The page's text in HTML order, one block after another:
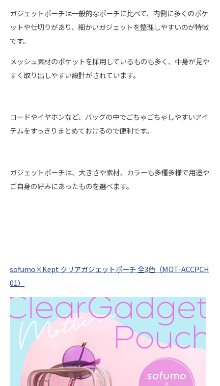
ガジェットポーチは一般的なポーチに比べて、内側に多くのポケ
ットや仕切りがあり、細かいガジェットを整理しやすいのが特徴
です。
メッシュ素材のポケットを採用しているものも多く、中身が見や
すく取り出しやすい設計がされています。
コードやイヤホンなど、バッグの中でごちゃごちゃしやすいアイ
テムをすっきりまとめておけるので便利です。
ガジェットポーチは、大きさや素材、カラーも多種多様で用途や
ご自身の好みにあったものを選べます。
sofumo×Kept クリアガジェットポーチ 全3色（MOT-ACCPCH
01）